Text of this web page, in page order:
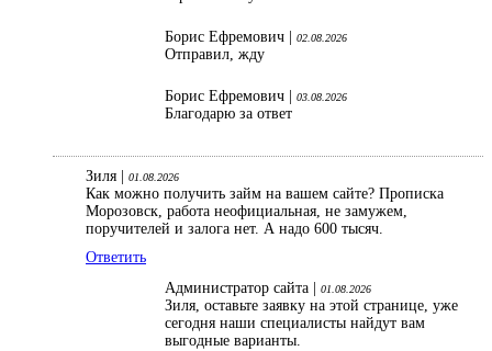
Борис Ефремович | 02.08.2026
Отправил, жду
Борис Ефремович | 03.08.2026
Благодарю за ответ
Зиля | 01.08.2026
Как можно получить займ на вашем сайте? Прописка
Морозовск, работа неофициальная, не замужем,
поручителей и залога нет. А надо 600 тысяч.
Ответить
Администратор сайта |
01.08.2026
Зиля, оставьте заявку на этой странице, уже
сегодня наши специалисты найдут вам
выгодные варианты.